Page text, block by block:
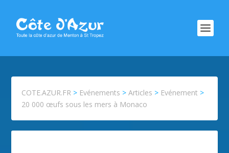
COTE.AZUR.FR > Evénements >Articles > Evénement >
20 000 œufs sous les mers à Monaco